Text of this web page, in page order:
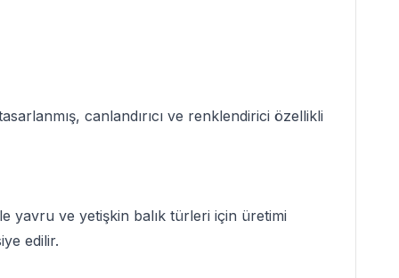
canlandırıcı ve renklendirici özellikli
yavru ve yetişkin balık türleri için üretimi
edilir.